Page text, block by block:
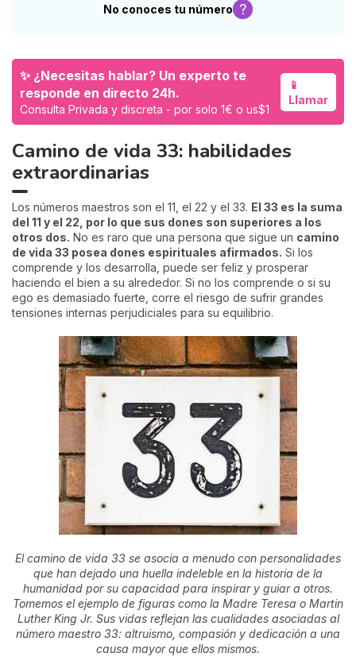
No conoces tu número ?
✨ ¿Necesitas hablar? Un experto te
responde en directo 24h.
Consulta Privada y discreta - por solo 1€ o us$1
📱
Llamar
Camino de vida 33: habilidades
extraordinarias
Los números maestros son el 11, el 22 y el 33. El 33 es la suma
del 11 y el 22, por lo que sus dones son superiores a los
otros dos. No es raro que una persona que sigue un camino
de vida 33 posea dones espirituales afirmados. Si los
comprende y los desarrolla, puede ser feliz y prosperar
haciendo el bien a su alrededor. Si no los comprende o si su
ego es demasiado fuerte, corre el riesgo de sufrir grandes
tensiones internas perjudiciales para su equilibrio.
El camino de vida 33 se asocia a menudo con personalidades
que han dejado una huella indeleble en la historia de la
humanidad por su capacidad para inspirar y guiar a otros.
Tomemos el ejemplo de figuras como la Madre Teresa o Martin
Luther King Jr. Sus vidas reflejan las cualidades asociadas al
número maestro 33: altruismo, compasión y dedicación a una
causa mayor que ellos mismos.